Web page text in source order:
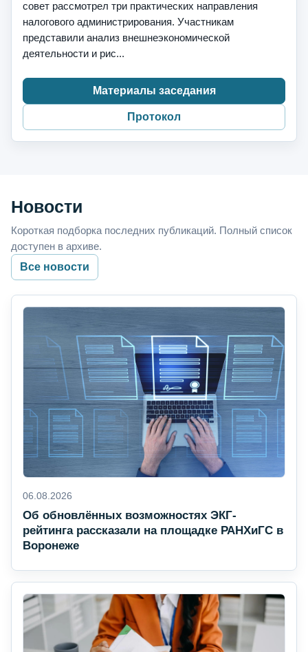
совет рассмотрел три практических направления
налогового администрирования. Участникам
представили анализ внешнеэкономической
деятельности и рис...
Материалы заседания
Протокол
Новости
Короткая подборка последних публикаций. Полный список
доступен в архиве.
Все новости
06.08.2026
Об обновлённых возможностях ЭКГ-
рейтинга рассказали на площадке РАНХиГС в
Воронеже